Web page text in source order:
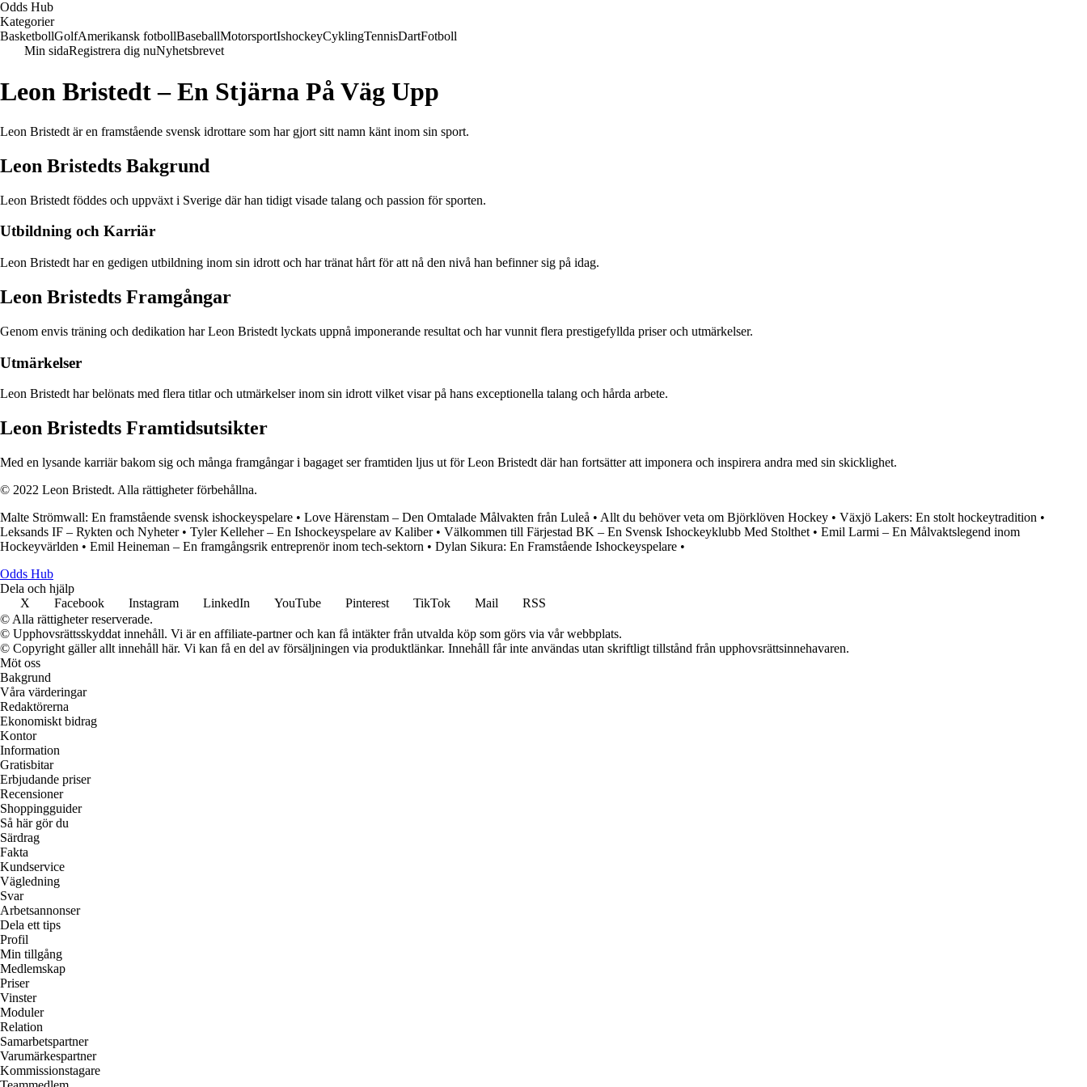
Odds Hub
Kategorier
BasketbollGolfAmerikansk fotbollBaseballMotorsportIshockeyCyklingTennisDartFotboll
Min sidaRegistrera dig nuNyhetsbrevet
Leon Bristedt – En Stjärna På Väg Upp
Leon Bristedt är en framstående svensk idrottare som har gjort sitt namn känt inom sin sport.
Leon Bristedts Bakgrund
Leon Bristedt föddes och uppväxt i Sverige där han tidigt visade talang och passion för sporten.
Utbildning och Karriär
Leon Bristedt har en gedigen utbildning inom sin idrott och har tränat hårt för att nå den nivå han befinner sig på idag.
Leon Bristedts Framgångar
Genom envis träning och dedikation har Leon Bristedt lyckats uppnå imponerande resultat och har vunnit flera prestigefyllda priser och utmärkelser.
Utmärkelser
Leon Bristedt har belönats med flera titlar och utmärkelser inom sin idrott vilket visar på hans exceptionella talang och hårda arbete.
Leon Bristedts Framtidsutsikter
Med en lysande karriär bakom sig och många framgångar i bagaget ser framtiden ljus ut för Leon Bristedt där han fortsätter att imponera och inspirera andra med sin skicklighet.
© 2022 Leon Bristedt. Alla rättigheter förbehållna.
Malte Strömwall: En framstående svensk ishockeyspelare • Love Härenstam – Den Omtalade Målvakten från Luleå • Allt du behöver veta om Björklöven Hockey • Växjö Lakers: En stolt hockeytradition •
Leksands IF – Rykten och Nyheter• Tyler Kelleher – En Ishockeyspelare av Kaliber• Välkommen till Färjestad BK – En Svensk Ishockeyklubb Med Stolthet • Emil Larmi – En Målvaktslegend inom
Hockeyvärlden • Emil Heineman – En framgångsrik entreprenör inom tech-sektorn • Dylan Sikura: En Framstående Ishockeyspelare •
Odds Hub
Dela och hjälp
X
Facebook Instagram LinkedIn YouTube Pinterest TikTok Mail
RSS
© Alla rättigheter reserverade.
© Upphovsrättsskyddat innehåll. Vi är en affiliate-partner och kan få intäkter från utvalda köp som görs via vår webbplats.
© Copyright gäller allt innehåll här. Vi kan få en del av försäljningen via produktlänkar. Innehåll får inte användas utan skriftligt tillstånd från upphovsrättsinnehavaren.
Möt oss
Bakgrund
Våra värderingar
Redaktörerna
Ekonomiskt bidrag
Kontor
Information
Gratisbitar
Erbjudande priser
Recensioner
Shoppingguider
Så här gör du
Särdrag
Fakta
Kundservice
Vägledning
Svar
Arbetsannonser
Dela ett tips
Profil
Min tillgång
Medlemskap
Priser
Vinster
Moduler
Relation
Samarbetspartner
Varumärkespartner
Kommissionstagare